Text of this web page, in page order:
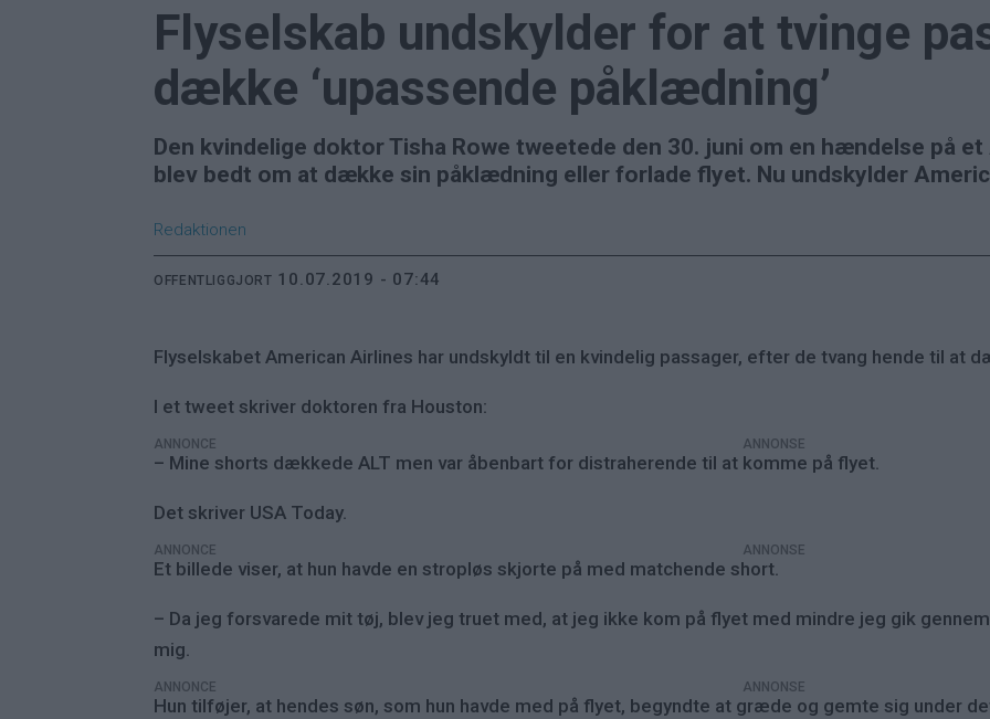
Flyselskab undskylder for at tvinge
dække ‘upassende påklædning’
Den kvindelige doktor Tisha Rowe tweetede den 30. juni om en hændelse på
blev bedt om at dække sin påklædning eller forlade flyet. Nu undskylder
Redaktionen
OFFENTLIGGJORT 10.07.2019 - 07:44
Flyselskabet American Airlines har undskyldt til en kvindelig passager, efter de tvang hende til at
I et tweet skriver doktoren fra Houston:
ANNONCE
– Mine shorts dækkede ALT men var åbenbart for distraherende til at komme på flyet.
Det skriver USA Today.
ANNONCE
Et billede viser, at hun havde en stropløs skjorte på med matchende short.
– Da jeg forsvarede mit tøj, blev jeg truet med, at jeg ikke kom på flyet med mindre jeg gik
mig.
ANNONCE
Hun tilføjer, at hendes søn, som hun havde med på flyet, begyndte at græde og gemte sig under